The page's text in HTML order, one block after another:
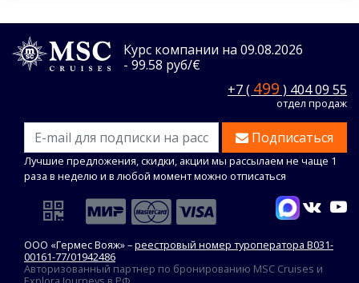
Курс компании на 09.08.2026
- 99.58 руб/€
+7 ( 499 ) 404 09 55
отдел продаж
Подписаться
Лучшие предложения, скидки, акции мы рассылаем не чаще 1
раза в неделю и в любой момент можно отписаться
ООО «Гермес Вояж» –реестровый номер туроператора В031-
00161-77/01942486
Авторизованный партнер по бронированию MSC Cruises и